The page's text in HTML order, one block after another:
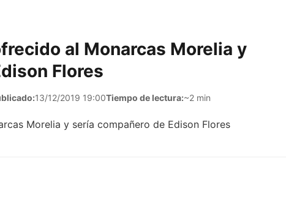
al Monarcas Morelia y
Flores
13/12/2019 19:00Tiempo de lectura:~2 min